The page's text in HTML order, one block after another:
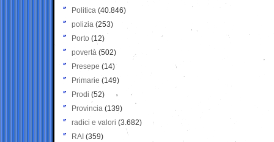
Politica (40.846)
polizia (253)
Porto (12)
povertà (502)
Presepe (14)
Primarie (149)
Prodi (52)
Provincia (139)
radici e valori (3.682)
RAI (359)